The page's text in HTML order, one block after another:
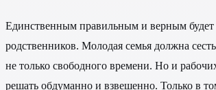
Единственным правильным и верным будет
родственников. Молодая семья должна
не только свободного времени. Но и
решать обдуманно и взвешенно. Только в